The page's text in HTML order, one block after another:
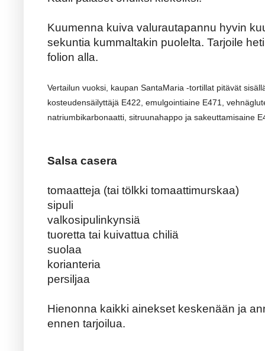
Kuumenna kuiva valurautapannu hyvin
sekuntia kummaltakin puolelta. Tarjoile
folion alla.
Vertailun vuoksi, kaupan SantaMaria -tortillat pitävät
kosteudensäilyttäjä E422, emulgointiaine E471,
natriumbikarbonaatti, sitruunahappo ja sakeuttamisaine
Salsa casera
tomaatteja (tai tölkki tomaattimurskaa)
sipuli
valkosipulinkynsiä
tuoretta tai kuivattua chiliä
suolaa
korianteria
persiljaa
Hienonna kaikki ainekset keskenään ja
ennen tarjoilua.